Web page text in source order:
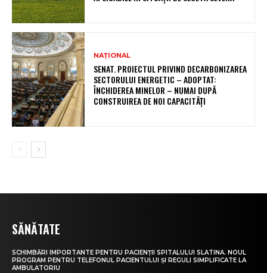
NAȚIONAL
SENAT. PROIECTUL PRIVIND DECARBONIZAREA
SECTORULUI ENERGETIC – ADOPTAT:
ÎNCHIDEREA MINELOR – NUMAI DUPĂ
CONSTRUIREA DE NOI CAPACITĂȚI
SĂNĂTATE
SCHIMBĂRI IMPORTANTE PENTRU PACIENȚII SPITALULUI SLATINA. NOUL
PROGRAM PENTRU TELEFONUL PACIENTULUI ȘI REGULI SIMPLIFICATE LA
AMBULATORIU